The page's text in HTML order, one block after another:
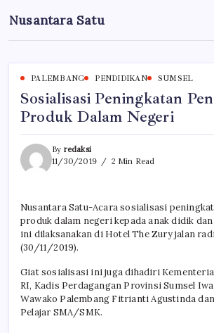
to
content
Nusantara Satu
Berita
Nusantara
PALEMBANG PENDIDIKAN SUMSEL
Sosialisasi Peningkatan
Produk Dalam Negeri
By redaksi
11/30/2019
2 Min Read
Nusantara Satu-Acara sosialisasi
produk dalam negeri kepada anak didik
ini dilaksanakan di Hotel The Zury jalan
(30/11/2019).
Giat sosialisasi ini juga dihadiri
RI, Kadis Perdagangan Provinsi Sumsel
Wawako Palembang Fitrianti Agustinda
Pelajar SMA/SMK.